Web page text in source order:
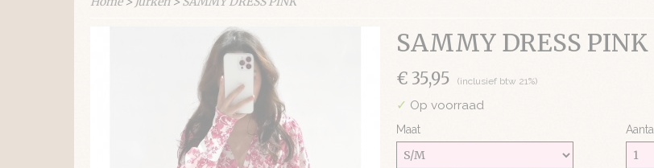
SAMMY DRESS PINK
€ 35,95 (inclusief btw 21%)
✓ Op voorraad
Maat Aantal